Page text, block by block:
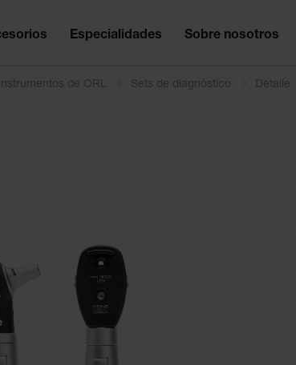
Especialidades Sobre nosotros
de ORL Sets de diagnóstico Detalle